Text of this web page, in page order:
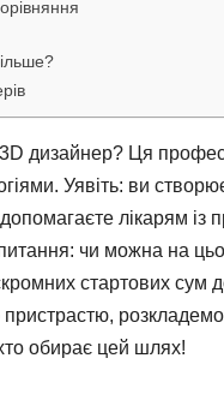
3D дизайнер? Ця
Уявіть: ви
лікарям
питання: чи можна на
стартових
обирає цей шлях!